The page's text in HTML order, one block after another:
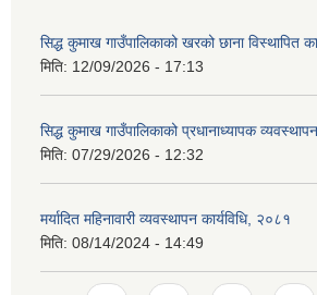
सिद्ध कुमाख गाउँपालिकाको खरको छाना विस्थापित
मिति: 12/09/2026 - 17:13
सिद्ध कुमाख गाउँपालिकाको प्रधानाध्यापक
मिति: 07/29/2026 - 12:32
मर्यादित महिनावारी व्यवस्थापन कार्यविधि, २०८१
मिति: 08/14/2024 - 14:49